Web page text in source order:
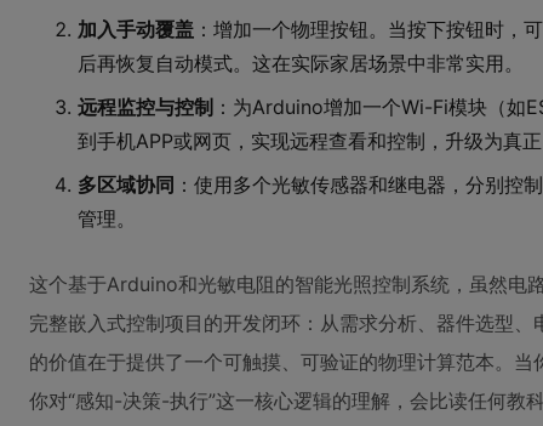
加入手动覆盖 ：增加一个物理按钮。当按下按钮时，
后再恢复自动模式。这在实际家居场景中非常实用。
远程监控与控制 ：为Arduino增加一个Wi-Fi模块（如
到手机APP或网页，实现远程查看和控制，升级为真
多区域协同 ：使用多个光敏传感器和继电器，分别控
管理。
这个基于Arduino和光敏电阻的智能光照控制系统，虽然电
完整嵌入式控制项目的开发闭环：从需求分析、器件选型
的价值在于提供了一个可触摸、可验证的物理计算范本。
你对“感知-决策-执行”这一核心逻辑的理解，会比读任何教